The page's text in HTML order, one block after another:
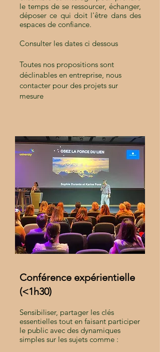
le temps de se ressourcer, échanger,
déposer ce qui doit l'être dans des
espaces de confiance.
Consulter les dates ci dessous
Toutes nos propositions sont
déclinables en entreprise, nous
contacter pour des projets sur
mesure
Conférence expérientielle
(<1h30)
Sensibiliser, partager les clés
essentielles tout en faisant participer
le public avec des dynamiques
simples sur les sujets comme :